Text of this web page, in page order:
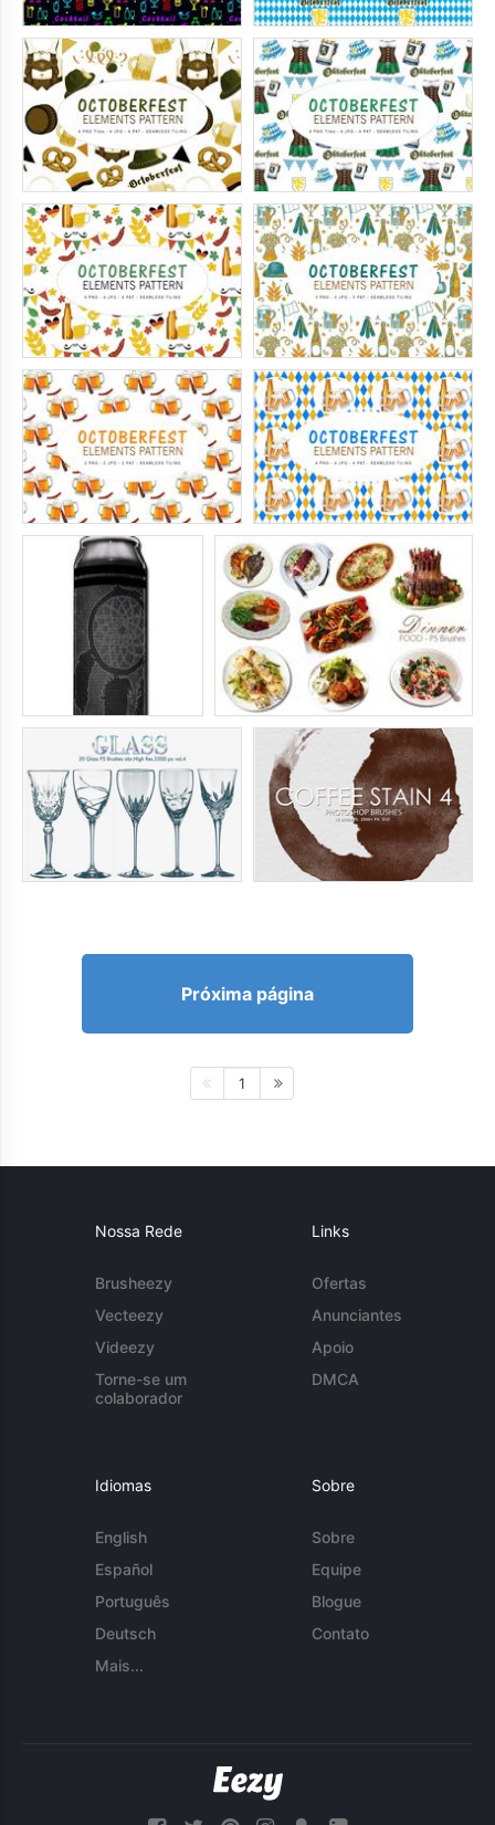
Próxima página
1
Nossa Rede
Brusheezy
Vecteezy
Videezy
Torne-se um
colaborador
Links
Ofertas
Anunciantes
Apoio
DMCA
Idiomas
English
Español
Português
Deutsch
Mais...
Sobre
Sobre
Equipe
Blogue
Contato